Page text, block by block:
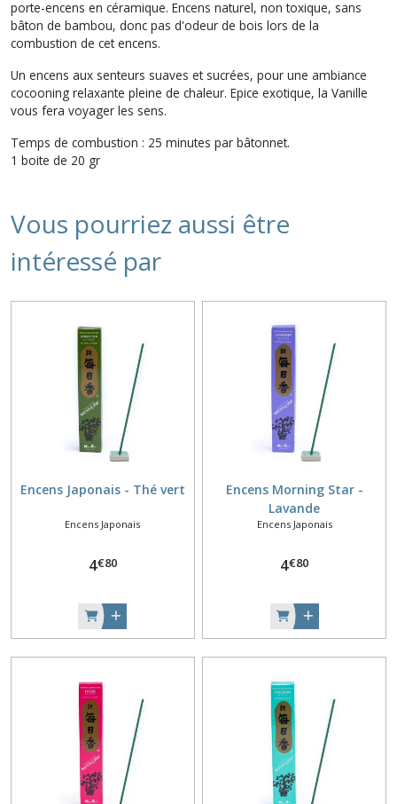
porte-encens en céramique. Encens naturel, non toxique, sans
bâton de bambou, donc pas d'odeur de bois lors de la
combustion de cet encens.
Un encens aux senteurs suaves et sucrées, pour une ambiance
cocooning relaxante pleine de chaleur. Epice exotique, la Vanille
vous fera voyager les sens.
Temps de combustion : 25 minutes par bâtonnet.
1 boite de 20 gr
Vous pourriez aussi être
intéressé par
Encens Japonais - Thé vert
Encens Japonais
4€80
Encens Morning Star -
Lavande
Encens Japonais
4€80